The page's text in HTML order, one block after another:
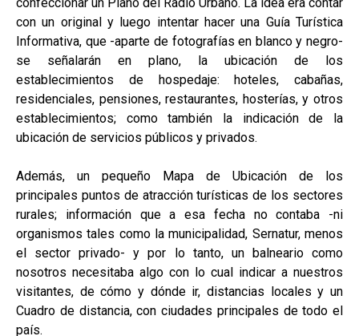
con un original y luego intentar hacer una Guía Turística
Informativa, que -aparte de fotografías en blanco y negro-
se señalarán en plano, la ubicación de los
establecimientos de hospedaje: hoteles, cabañas,
residenciales, pensiones, restaurantes, hosterías, y otros
establecimientos; como también la indicación de la
ubicación de servicios públicos y privados.
Además, un pequeño Mapa de Ubicación de los
principales puntos de atracción turísticas de los sectores
rurales; información que a esa fecha no contaba -ni
organismos tales como la municipalidad, Sernatur, menos
el sector privado- y por lo tanto, un balneario como
nosotros necesitaba algo con lo cual indicar a nuestros
visitantes, de cómo y dónde ir, distancias locales y un
Cuadro de distancia, con ciudades principales de todo el
país.